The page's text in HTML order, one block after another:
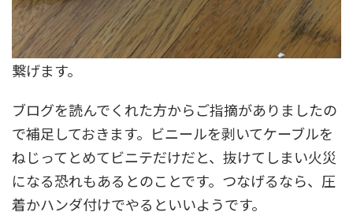
繋げます。
ブログを読んでくれた方からご指摘がありましたの
で補足しておきます。ビニールを剥いてケーブルを
ねじってとめてビニテだけだと、抜けてしまい火災
になる恐れもあるとのことです。つなげるなら、圧
着かハンダ付けでやるといいようです。